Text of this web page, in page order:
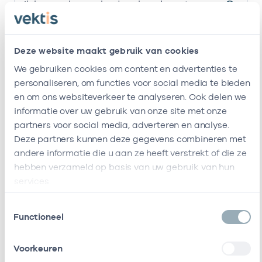
Deze website maakt gebruik van cookies
We gebruiken cookies om content en advertenties te
personaliseren, om functies voor social media te bieden
en om ons websiteverkeer te analyseren. Ook delen we
informatie over uw gebruik van onze site met onze
partners voor social media, adverteren en analyse.
Deze partners kunnen deze gegevens combineren met
andere informatie die u aan ze heeft verstrekt of die ze
hebben verzameld op basis van uw gebruik van hun
Functioneel
Voorkeuren
Ik ben werkzaam bij de volgende vestigingen
Alleen actieve
Zoeken:
Ik ben werkzaam bij de volgende vestigingen
Naam Zorgaanbod AGB-code
Bekkenfysiotherapie
Margot Roberts
Bekkenfysiotherapie -